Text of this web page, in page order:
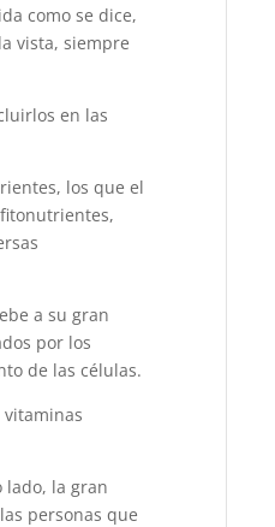
como se dice,
vista, siempre
en las
los que el
a su gran
por los
de las células.
lado, la gran
personas que